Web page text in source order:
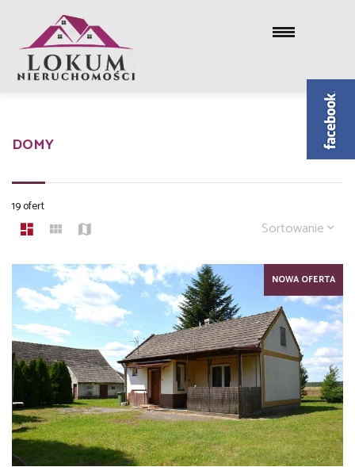
DOMY
19 ofert
Sortowanie
NOWA OFERTA